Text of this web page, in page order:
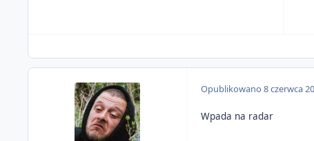
Opublikowano8 czerwca
Wpada na radar